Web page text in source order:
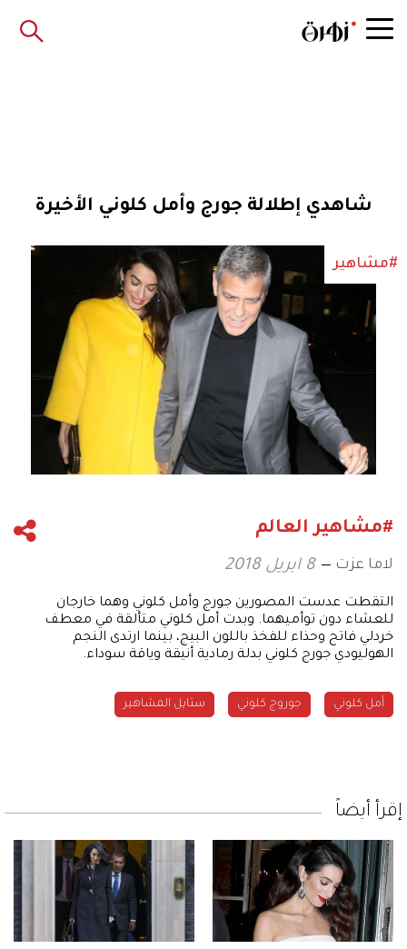
شاهدي إطلالة جورج وأمل كلوني الأخيرة
#مشاهير
#مشاهير العالم
لاما عزت 8 ابريل 2018
التقطت عدست المصورين جورج وأمل كلوني وهما خارجان
للعشاء دون توأميهما. وبدت أمل كلوني متألقة في معطف
خردلي فاتح وحذاء للفخذ باللون البيج، بينما ارتدى النجم
الهوليودي جورج كلوني بدلة رمادية أنيقة وياقة سوداء.
أمل كلوني جوروج كلوني ستايل المشاهير
إقرأ أيضاً